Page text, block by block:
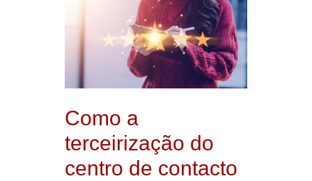
Como a
terceirização do
centro de contacto
terceirização
contacto
melhora
a